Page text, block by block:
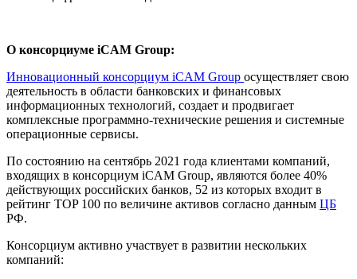
О консорциуме iCAM Group:
Инновационный консорциум iCAM Group осуществляет свою
деятельность в области банковских и финансовых
информационных технологий, создает и продвигает
комплексные программно-технические решения и системные
операционные сервисы.
По состоянию на сентябрь 2021 года клиентами компаний,
входящих в консорциум iCAM Group, являются более 40%
действующих российских банков, 52 из которых входит в
рейтинг TOP 100 по величине активов согласно данным ЦБ
РФ.
Консорциум активно участвует в развитии нескольких
компаний: